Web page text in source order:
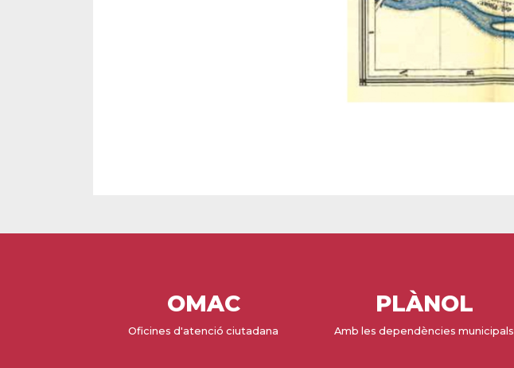
OMAC
Oficines d'atenció ciutadana
PLÀNOL
Amb les dependències municipals